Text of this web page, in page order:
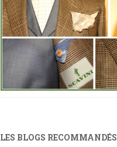
LES BLOGS RECOMMANDÉS